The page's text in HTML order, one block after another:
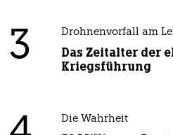
3 Drohnenvorfall am
Das Zeitalter der
Kriegsführung
Die Wahrheit